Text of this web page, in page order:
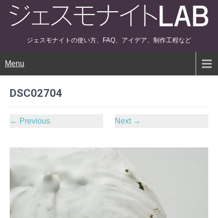
ジェスモナイトの使い方、FAQ、アイデア、制作工程など
Menu
DSC02704
← Previous Next →